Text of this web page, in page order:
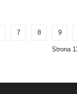
7 8 9
Strona